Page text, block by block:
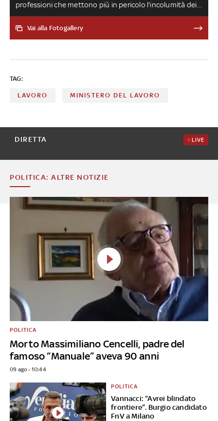
professioni che mettono più in pericolo l'incolumità dei
lavoratori. Ecco la classifica delle categorie più a rischio
Vai alla Fotogallery
TAG:
LAVORO MINISTERO DEL LAVORO
DIRETTA LIVE
POLITICA: ALTRE NOTIZIE
Morto Massimiliano Cencelli, padre del
famoso “Manuale” aveva 90 anni
POLITICA
09 ago - 10:44
Vannacci: “Avrei blindato
frontiere”. Burgio candidato
FnV a Milano
POLITICA